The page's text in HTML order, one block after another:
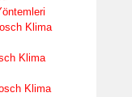
Klima
Klima
Klima